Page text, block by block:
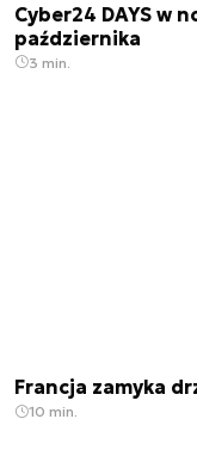
Cyber24 DAYS w
października
3 min.
Francja zamyka
10 min.